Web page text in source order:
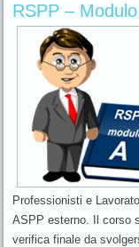
RSPP –
Professionisti e
ASPP esterno. Il corso
verifica finale da